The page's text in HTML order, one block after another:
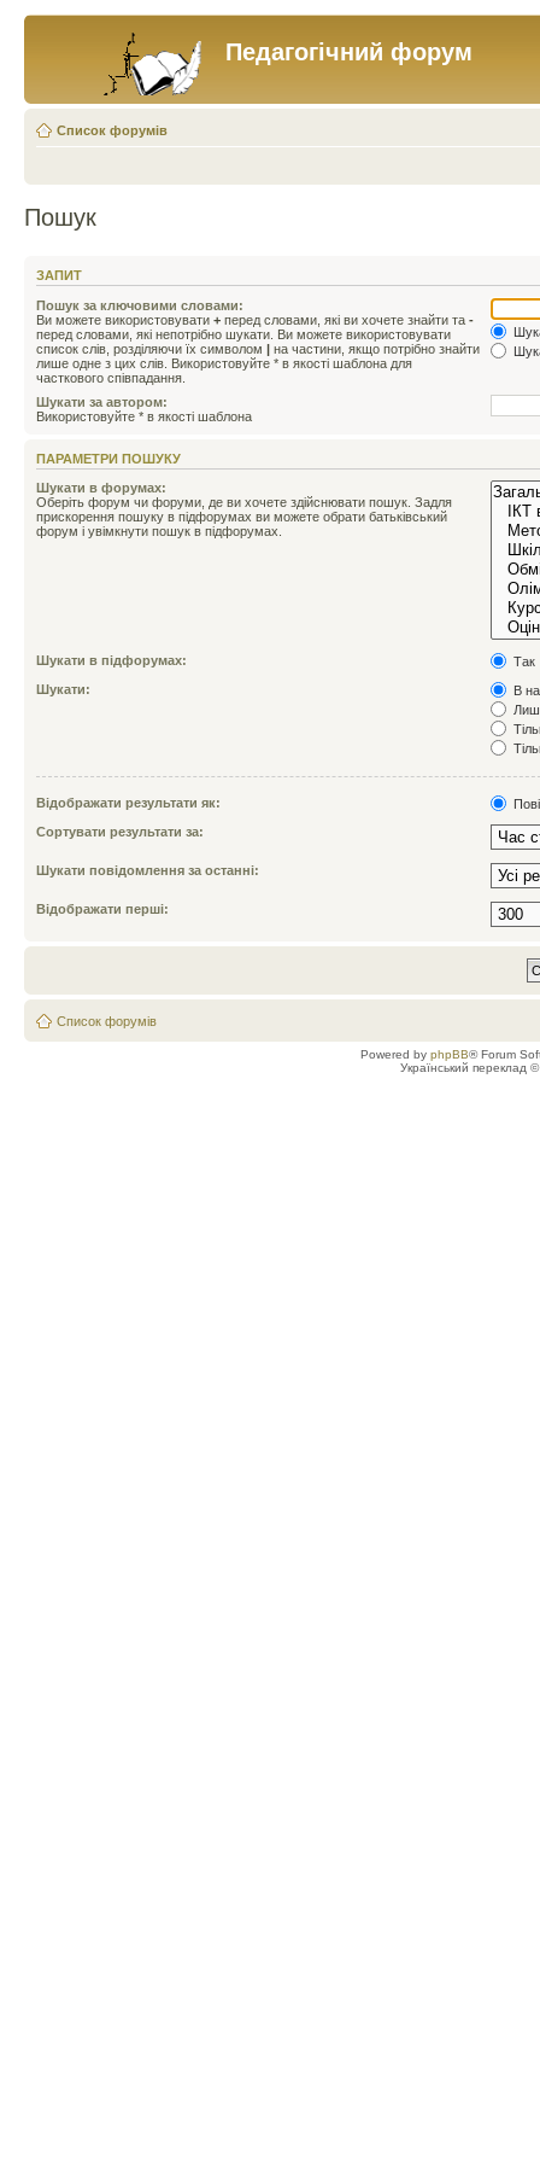
Педагогічний форум
Список форумів
Пошук
ЗАПИТ
Пошук за ключовими словами:
Ви можете використовувати + перед словами, які ви хочете знайти та -
перед словами, які непотрібно шукати. Ви можете використовувати
список слів, розділяючи їх символом | на частини, якщо потрібно знайти
лише одне з цих слів. Використовуйте * в якості шаблона для
часткового співпадання.
Шукати за автором:
Використовуйте * в якості шаблона
ПАРАМЕТРИ ПОШУКУ
Шукати в форумах:
Оберіть форум чи форуми, де ви хочете здійснювати пошук. Задля
прискорення пошуку в підфорумах ви можете обрати батьківський
форум і увімкнути пошук в підфорумах.
Шукати в підфорумах:
Так
Шукати:
В
Відображати результати як:
Сортувати результати за:
Шукати повідомлення за останні:
Відображати перші:
Список форумів
Powered by phpBB® Forum
Український переклад